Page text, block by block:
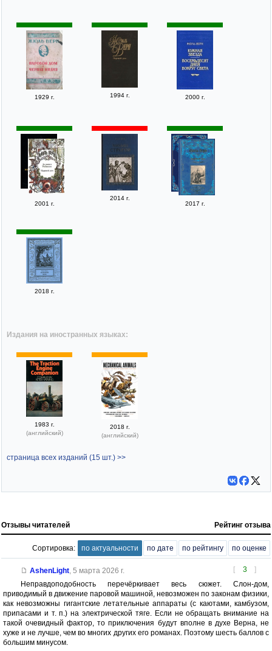
1929 г. 1994 г. 2000 г.
2001 г.
2014 г.
2017 г.
2018 г.
Издания на иностранных языках:
1983 г.
(английский)
2018 г.
(английский)
страница всех изданий (15 шт.) >>
Отзывы читателей Рейтинг отзыва
Сортировка: по актуальности по дате по рейтингу по оценке
[ 3 ]
AshenLight, 5 марта 2026 г.
Неправдоподобность перечёркивает весь сюжет. Слон-дом,
приводимый в движение паровой машиной, невозможен по законам физики,
как невозможны гигантские летательные аппараты (с каютами, камбузом,
припасами и т. п.) на электрической тяге. Если не обращать внимание на
такой очевидный фактор, то приключения будут вполне в духе Верна, не
хуже и не лучше, чем во многих других его романах. Поэтому шесть баллов с
большим минусом.